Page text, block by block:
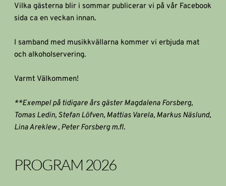
Vilka gästerna blir i sommar publicerar vi på vår Facebook
sida ca en veckan innan.
I samband med musikkvällarna kommer vi erbjuda mat
och alkoholservering.
Varmt Välkommen!
**Exempel på tidigare års gäster Magdalena Forsberg,
Tomas Ledin, Stefan Löfven, Mattias Varela, Markus Näslund,
Lina Areklew , Peter Forsberg m.fl.
PROGRAM 2026